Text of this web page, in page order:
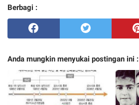
Berbagi :
Anda mungkin menyukai postingan ini :